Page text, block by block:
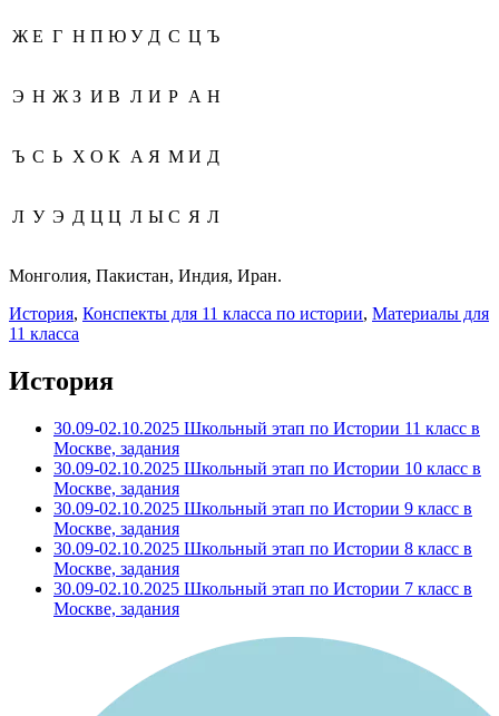
Ж Е Г Н П Ю У Д С Ц Ъ
Э Н Ж З И В Л И Р А Н
Ъ С Ь Х О К А Я М И Д
Л У Э Д Ц Ц Л Ы С Я Л
Монголия, Пакистан, Индия, Иран.
История, Конспекты для 11 класса по истории, Материалы для
11 класса
История
30.09-02.10.2025 Школьный этап по Истории 11 класс в
Москве, задания
30.09-02.10.2025 Школьный этап по Истории 10 класс в
Москве, задания
30.09-02.10.2025 Школьный этап по Истории 9 класс в
Москве, задания
30.09-02.10.2025 Школьный этап по Истории 8 класс в
Москве, задания
30.09-02.10.2025 Школьный этап по Истории 7 класс в
Москве, задания